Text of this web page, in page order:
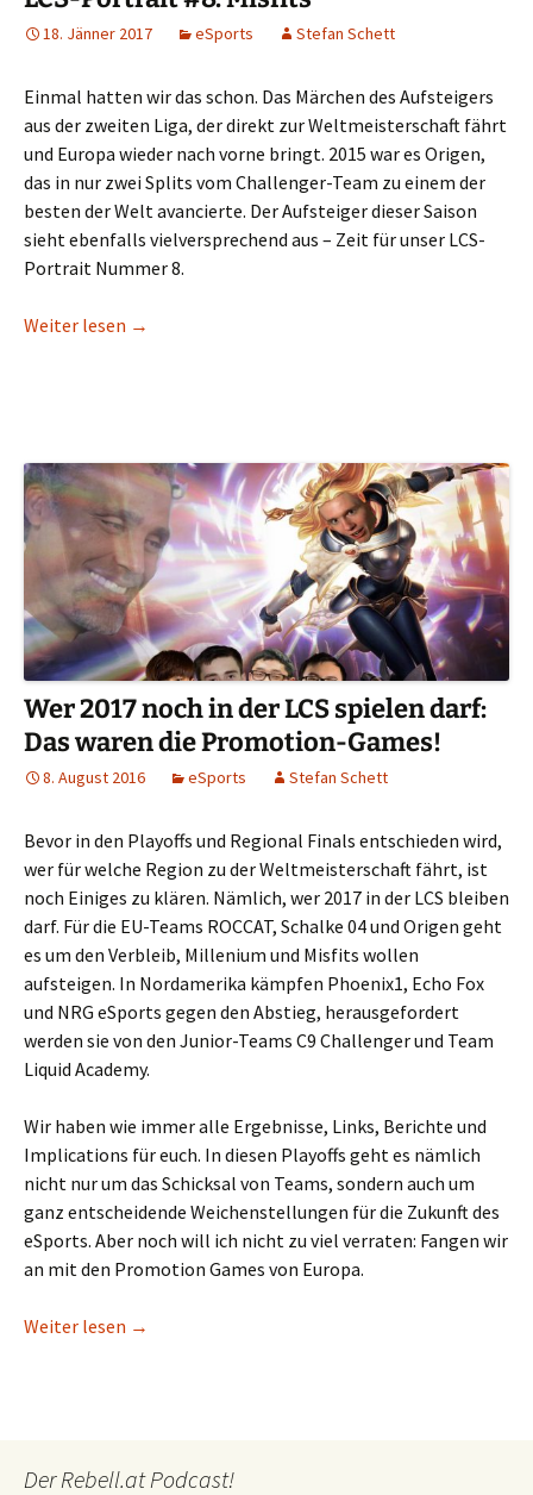
18. Jänner 2017 eSports Stefan Schett
Einmal hatten wir das schon. Das Märchen des Aufsteigers
aus der zweiten Liga, der direkt zur Weltmeisterschaft fährt
und Europa wieder nach vorne bringt. 2015 war es Origen,
das in nur zwei Splits vom Challenger-Team zu einem der
besten der Welt avancierte. Der Aufsteiger dieser Saison
sieht ebenfalls vielversprechend aus – Zeit für unser LCS-
Portrait Nummer 8.
Weiter lesen LCS-Portrait #8: Misfits
→
Wer 2017 noch in der LCS spielen darf:
Das waren die Promotion-Games!
8. August 2016 eSports Stefan Schett
Bevor in den Playoffs und Regional Finals entschieden wird,
wer für welche Region zu der Weltmeisterschaft fährt, ist
noch Einiges zu klären. Nämlich, wer 2017 in der LCS bleiben
darf. Für die EU-Teams ROCCAT, Schalke 04 und Origen geht
es um den Verbleib, Millenium und Misfits wollen
aufsteigen. In Nordamerika kämpfen Phoenix1, Echo Fox
und NRG eSports gegen den Abstieg, herausgefordert
werden sie von den Junior-Teams C9 Challenger und Team
Liquid Academy.
Wir haben wie immer alle Ergebnisse, Links, Berichte und
Implications für euch. In diesen Playoffs geht es nämlich
nicht nur um das Schicksal von Teams, sondern auch um
ganz entscheidende Weichenstellungen für die Zukunft des
eSports. Aber noch will ich nicht zu viel verraten: Fangen wir
an mit den Promotion Games von Europa.
Weiter lesen Wer 2017 noch in der LCS spielen darf: Das
→
Der Rebell.at Podcast!